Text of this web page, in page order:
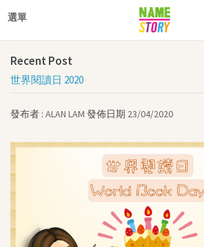
登入 English
搜查文章
年齡分類
適合6-8歲兒童
適合9-12歲少年
中英文個性化圖書
《孩子的夢》角色扮演小舞
台
選單
Recent Post
世界閱讀日 2020
發布者 : ALAN LAM 發佈日期 23/04/2020